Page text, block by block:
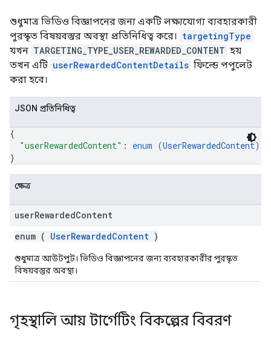
শুধুমাত্র ভিডিও বিজ্ঞাপনের জন্য একটি লক্ষ্যযোগ্য ব্যবহারকারী
পুরস্কৃত বিষয়বস্তুর অবস্থা প্রতিনিধিত্ব করে। targetingType
যখন TARGETING_TYPE_USER_REWARDED_CONTENT হয়
তখন এটি userRewardedContentDetails ফিল্ডে পপুলেট
করা হবে।
JSON প্রতিনিধিত্ব
{
"userRewardedContent" : enum (UserRewardedContent)
}
ক্ষেত্র
userRewardedContent
enum ( UserRewardedContent )
শুধুমাত্র আউটপুট। ভিডিও বিজ্ঞাপনের জন্য ব্যবহারকারীর পুরস্কৃত
বিষয়বস্তুর অবস্থা।
গৃহস্থালি আয় টার্গেটিং বিকল্পের বিবরণ